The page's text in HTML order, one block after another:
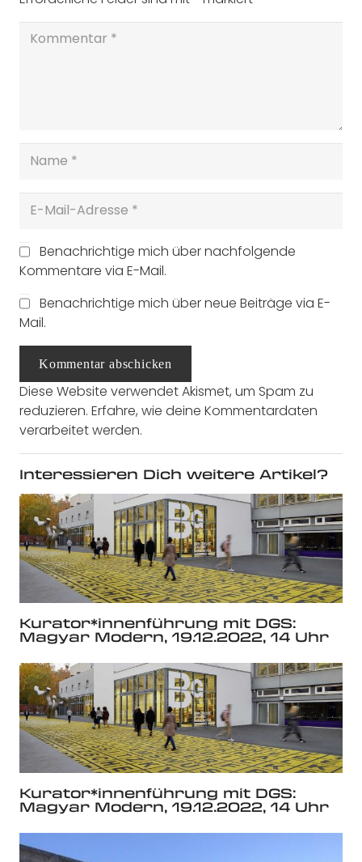
Benachrichtige mich über nachfolgende
Kommentare via E-Mail.
Benachrichtige mich über neue Beiträge via E-
Mail.
Kommentar abschicken
Diese Website verwendet Akismet, um Spam zu
reduzieren. Erfahre, wie deine Kommentardaten
verarbeitet werden.
Interessieren Dich weitere Artikel?
Kurator*innenführung mit DGS:
Magyar Modern, 19.12.2022, 14 Uhr
Kurator*innenführung mit DGS:
Magyar Modern, 19.12.2022, 14 Uhr